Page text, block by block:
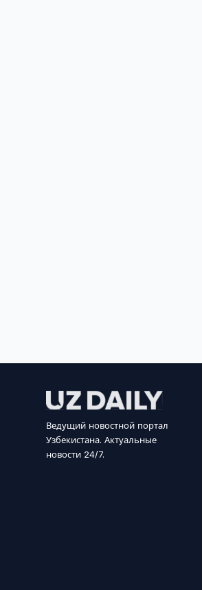
Ведущий новостной портал
Узбекистана. Актуальные
новости 24/7.